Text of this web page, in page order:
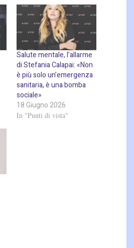
Salute mentale, l’allarme
di Stefania Calapai: «Non
è più solo un’emergenza
sanitaria, è una bomba
sociale»
18 Giugno 2026
In "Punti di vista"